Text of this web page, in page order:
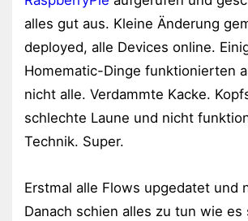
alles gut aus. Kleine Änderung
deployed, alle Devices online.
Homematic-Dinge funktionierten
nicht alle. Verdammte Kacke.
schlechte Laune und nicht
Technik. Super.
Erstmal alle Flows upgedatet und
Danach schien alles zu tun wie es